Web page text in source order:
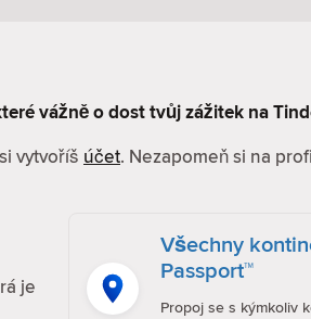
vážně o dost tvůj zážitek na
vytvoříš účet. Nezapomeň si na
je
Všechny
Passport™
Propoj se s kýmkoliv